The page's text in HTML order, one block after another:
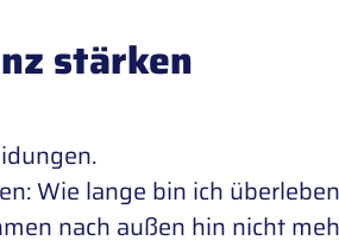
stärken
Wie lange bin ich
nach außen hin nicht